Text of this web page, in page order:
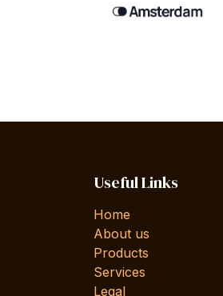
Useful Links
Home
About us
Products
Services
Legal